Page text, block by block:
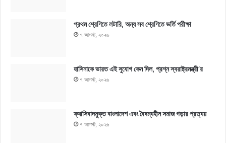
প্রথম শ্রেণিতে লটারি, অন্য সব শ্রেণিতে ভর্তি পরীক্ষা
৭ আগস্ট, ২০২৬
হাসিনাকে ভারত এই সুযোগ কেন দিল, প্রশ্ন স্বরাষ্ট্রমন্ত্রী’র
৭ আগস্ট, ২০২৬
ফ্যাসিবাদমুক্ত বাংলাদেশ এবং বৈষম্যহীন সমাজ গড়ার প্রত্যয়
৭ আগস্ট, ২০২৬